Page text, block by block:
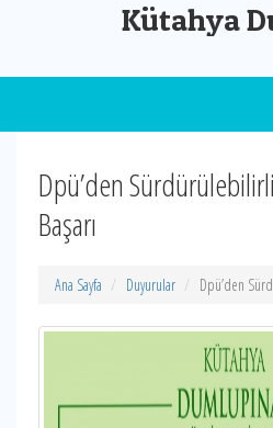
Kütahya
Dpü’den
Başarı
Ana Sayfa Duyurular Dpü’den